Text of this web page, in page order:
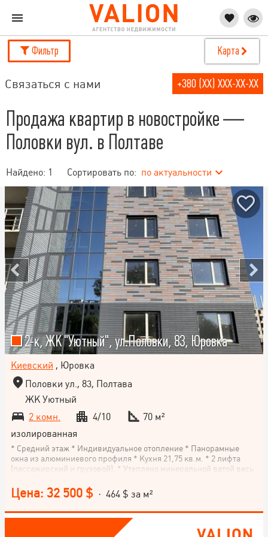
Фильтр Карта
Связаться с нами +380 (XX) XXX-XX-XX
Продажа квартир в новостройке —
Половки вул. в Полтаве
Найдено: 1 Сортировать по: по актуальности
2-к, ЖК "Уютный", ул.Половки, 83, Юровка
Киевский , Юровка
Половки ул., 83, Полтава
ЖК Уютный
2 комн.
4/10
70 м²
изолированная
* Средний этаж * Индивидуальное отопление * Панорамные
окна из алюминиевого профиля * Кухня 21,75 кв.м. * 2 лифта
(пассажирский и грузовой), * Утеплено минеральной ватой весь
каждому покупателю 2 комнатной квартиры) * В квартире
установлены счетчики газа, воды, света, пошпаклеванные
стены, металлическая входная дверь, установлены пластиковые
окна, и балкон на кухне с остекленным панорамным окном. *
Рядом с домом вся инфраструктура
Цена: 32 500 $ · 464 $ за м²